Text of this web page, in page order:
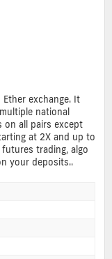
Ether exchange. It
national
on all pairs except
at 2X and up to
trading, algo
your deposits..